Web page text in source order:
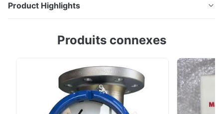
Product Highlights
Produits connexes